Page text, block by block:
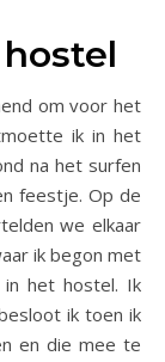
om voor het
ik in het
na het surfen
feestje. Op de
we elkaar
ik begon met
in het hostel. Ik
ik toen ik
en die mee te